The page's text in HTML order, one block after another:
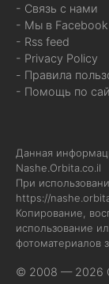
- Связь с нами
- Мы в Facebook
- Rss feed
- Privacy Policy
- Правила
- Помощь по
Данная
Nashe.Orbita.co.il
При
https://
Копирование,
использование
фотоматериалов
© 2008 — 2026